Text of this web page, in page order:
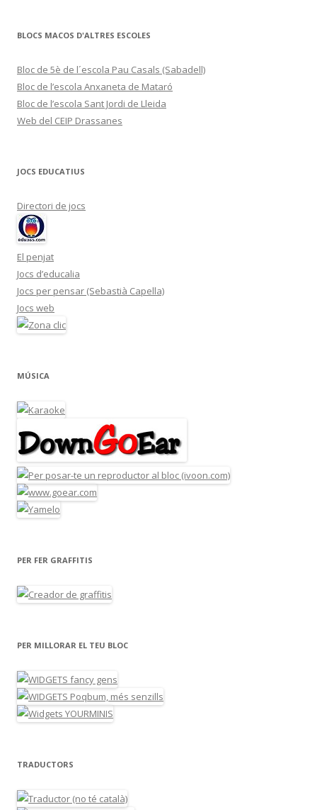
BLOCS MACOS D'ALTRES ESCOLES
Bloc de 5è de l´escola Pau Casals (Sabadell)
Bloc de l’escola Anxaneta de Mataró
Bloc de l’escola Sant Jordi de Lleida
Web del CEIP Drassanes
JOCS EDUCATIUS
Directori de jocs
El penjat
Jocs d’educalia
Jocs per pensar (Sebastià Capella)
Jocs web
MÚSICA
PER FER GRAFFITIS
PER MILLORAR EL TEU BLOC
TRADUCTORS